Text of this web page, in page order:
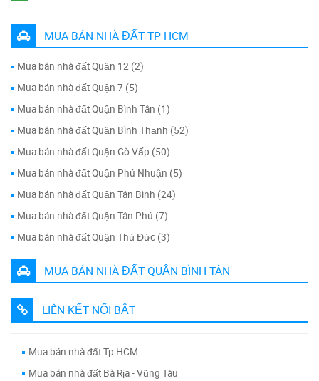
MUA BÁN NHÀ ĐẤT TP HCM
Mua bán nhà đất Quận 12 (2)
Mua bán nhà đất Quận 7 (5)
Mua bán nhà đất Quận Bình Tân (1)
Mua bán nhà đất Quận Bình Thạnh (52)
Mua bán nhà đất Quận Gò Vấp (50)
Mua bán nhà đất Quận Phú Nhuận (5)
Mua bán nhà đất Quận Tân Bình (24)
Mua bán nhà đất Quận Tân Phú (7)
Mua bán nhà đất Quận Thủ Đức (3)
MUA BÁN NHÀ ĐẤT QUẬN BÌNH TÂN
LIÊN KẾT NỔI BẬT
Mua bán nhà đất Tp HCM
Mua bán nhà đất Bà Rịa - Vũng Tàu